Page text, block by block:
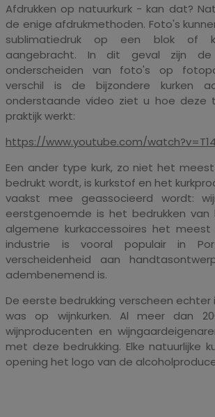
Afdrukken op natuurkurk - kan dat?
de enige afdrukmethoden. Foto's
sublimatiedruk op een blok of
aangebracht. In dit geval zijn
onderscheiden van foto's op
verschil is de bijzondere kurken
onderstaande video ziet u hoe deze
praktijk werkt:
https://www.youtube.com/
Een ander type kurk, zo niet het
bedrukt wordt, is kurkstof en het
vaakst mee geassocieerd wordt:
eerstgenoemde is het bedrukken van
algemene kurkaccessoires het meest
industrie is vooral populair in
verscheidenheid aan
adembenemend is.
De eerste bedrukking verscheen echter
was op wijnkurken. Al meer dan
wijnproducenten en
met deze bedrukking. Elke natuurlijke
opening het logo van de